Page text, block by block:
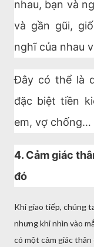
nhau, bạn và
và gần gũi,
nghĩ của nhau
Đây có thể là
đặc biệt tiền
em, vợ chống…
4. Cảm giác
đó
Khi giao tiếp, chúng
nhưng khi nhìn vào
có một cảm giác